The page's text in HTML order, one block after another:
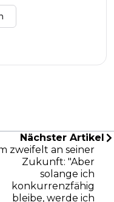
Nächster Artikel
zweifelt an seiner
Zukunft: "Aber
solange ich
konkurrenzfähig
bleibe, werde ich